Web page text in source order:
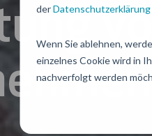
derDatenschutzerklärung
Wenn Sie ablehnen,
einzelnes Cookie wird in
nachverfolgt werden